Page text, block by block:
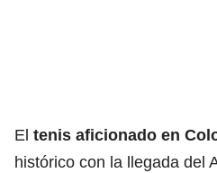
El tenis aficionado en
histórico con la llegada del